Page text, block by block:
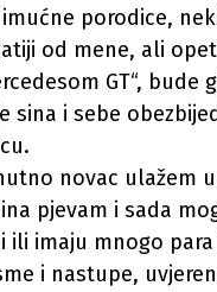
porodice,
od mene, ali
GT“,
sina i sebe
novac ulažem
pjevam i sada
ili imaju mnogo
i nastupe,